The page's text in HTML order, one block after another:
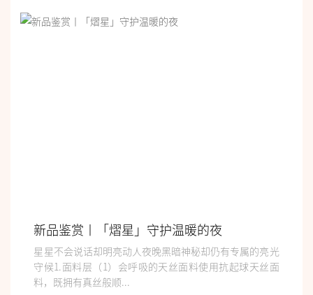
新品鉴赏丨「熠星」守护温暖的夜
星星不会说话却明亮动人夜晚黑暗神秘却仍有专属的亮光
守候1.面料层（1）会呼吸的天丝面料使用抗起球天丝面
料，既拥有真丝般顺...